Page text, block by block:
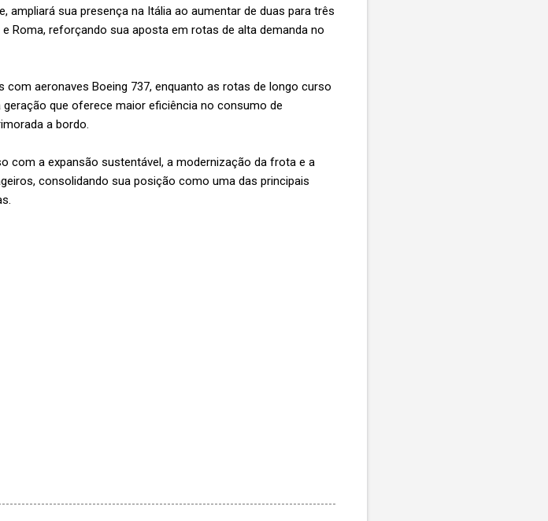
ampliará sua presença na Itália ao aumentar de duas para três
Roma, reforçando sua aposta em rotas de alta demanda no
aeronaves Boeing 737, enquanto as rotas de longo curso
que oferece maior eficiência no consumo de
a bordo.
com a expansão sustentável, a modernização da frota e a
consolidando sua posição como uma das principais